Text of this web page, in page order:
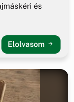
és
Elolvasom